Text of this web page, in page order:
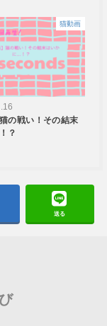
猫動画
の戦い！その結末
？
送る